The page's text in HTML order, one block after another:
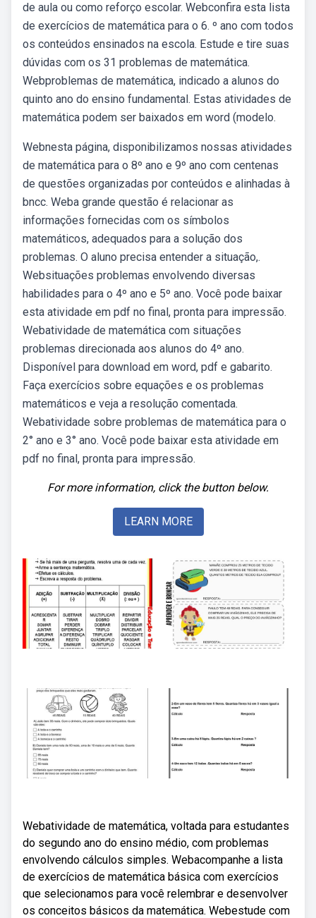
de aula ou como reforço escolar. Webconfira esta lista
de exercícios de matemática para o 6. º ano com todos
os conteúdos ensinados na escola. Estude e tire suas
dúvidas com os 31 problemas de matemática.
Webproblemas de matemática, indicado a alunos do
quinto ano do ensino fundamental. Estas atividades de
matemática podem ser baixados em word (modelo.
Webnesta página, disponibilizamos nossas atividades
de matemática para o 8º ano e 9º ano com centenas
de questões organizadas por conteúdos e alinhadas à
bncc. Weba grande questão é relacionar as
informações fornecidas com os símbolos
matemáticos, adequados para a solução dos
problemas. O aluno precisa entender a situação,.
Websituações problemas envolvendo diversas
habilidades para o 4º ano e 5º ano. Você pode baixar
esta atividade em pdf no final, pronta para impressão.
Webatividade de matemática com situações
problemas direcionada aos alunos do 4º ano.
Disponível para download em word, pdf e gabarito.
Faça exercícios sobre equações e os problemas
matemáticos e veja a resolução comentada.
Webatividade sobre problemas de matemática para o
2° ano e 3° ano. Você pode baixar esta atividade em
pdf no final, pronta para impressão.
For more information, click the button below.
LEARN MORE
Webatividade de matemática, voltada para estudantes
do segundo ano do ensino médio, com problemas
envolvendo cálculos simples. Webacompanhe a lista
de exercícios de matemática básica com exercícios
que selecionamos para você relembrar e desenvolver
os conceitos básicos da matemática. Webestude com